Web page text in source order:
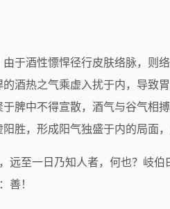
于酒性慓悍径行皮肤络脉，则
酒热之气乘虚入扰于内，导致
脾中不得宣散，酒气与谷气相
胜，形成阳气独盛于内的局面，
远至一日乃知人者，何也？岐
善！